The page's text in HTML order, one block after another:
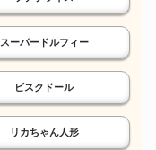
スーパードルフィー
ビスクドール
リカちゃん人形